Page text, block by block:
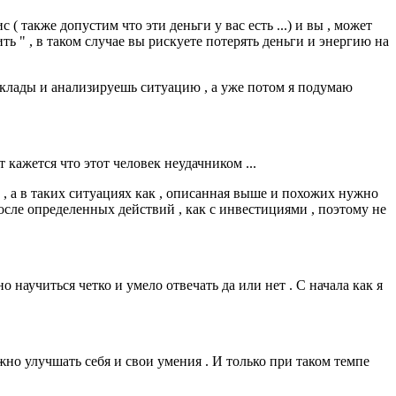
также допустим что эти деньги у вас есть ...) и вы , может
" , в таком случае вы рискуете потерять деньги и энергию на
и анализируешь ситуацию , а уже потом я подумаю
что этот человек неудачником ...
, а в таких ситуациях как , описанная выше и похожих нужно
определенных действий , как с инвестициями , поэтому не
четко и умело отвечать да или нет . С начала как я
улучшать себя и свои умения . И только при таком темпе